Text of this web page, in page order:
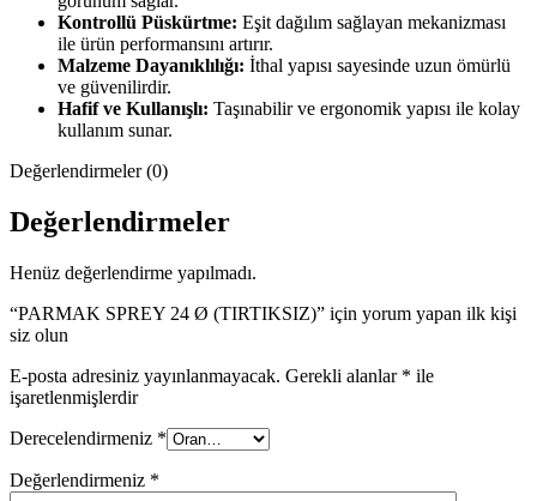
Kontrollü Püskürtme: Eşit dağılım sağlayan mekanizması
ile ürün performansını artırır.
Malzeme Dayanıklılığı: İthal yapısı sayesinde uzun ömürlü
ve güvenilirdir.
Hafif ve Kullanışlı: Taşınabilir ve ergonomik yapısı ile kolay
kullanım sunar.
Değerlendirmeler (0)
Değerlendirmeler
Henüz değerlendirme yapılmadı.
“PARMAK SPREY 24 Ø (TIRTIKSIZ)” için yorum yapan ilk kişi
siz olun
E-posta adresiniz yayınlanmayacak. Gerekli alanlar * ile
işaretlenmişlerdir
Derecelendirmeniz *
Değerlendirmeniz *